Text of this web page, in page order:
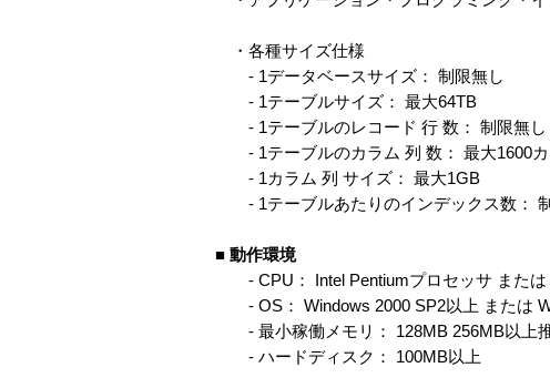
・各種サイズ仕様
- 1データベースサイズ： 制限無し
- 1テーブルサイズ： 最大64TB
- 1テーブルのレコード 行 数： 制限無し
- 1テーブルのカラム 列 数： 最大1600カ
- 1カラム 列 サイズ： 最大1GB
- 1テーブルあたりのインデックス数：
■ 動作環境
- CPU： Intel Pentiumプロセッサ または
- OS： Windows 2000 SP2以上 または
- 最小稼働メモリ： 128MB 256MB以上
- ハードディスク： 100MB以上